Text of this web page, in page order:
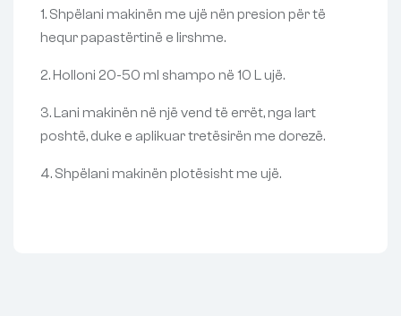
1. Shpëlani makinën me ujë nën presion për të
hequr papastërtinë e lirshme.
2. Holloni 20-50 ml shampo në 10 L ujë.
3. Lani makinën në një vend të errët, nga lart
poshtë, duke e aplikuar tretësirën me dorezë.
4. Shpëlani makinën plotësisht me ujë.